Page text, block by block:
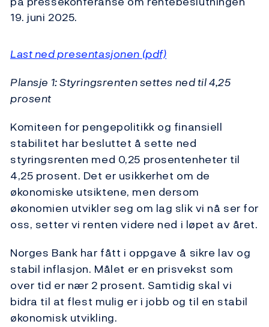
19. juni 2025.
Last ned presentasjonen (pdf)
Plansje 1: Styringsrenten settes ned til 4,25
prosent
Komiteen for pengepolitikk og finansiell
stabilitet har besluttet å sette ned
styringsrenten med 0,25 prosentenheter til
4,25 prosent. Det er usikkerhet om de
økonomiske utsiktene, men dersom
økonomien utvikler seg om lag slik vi nå ser for
oss, setter vi renten videre ned i løpet av året.
Norges Bank har fått i oppgave å sikre lav og
stabil inflasjon. Målet er en prisvekst som
over tid er nær 2 prosent. Samtidig skal vi
bidra til at flest mulig er i jobb og til en stabil
økonomisk utvikling.